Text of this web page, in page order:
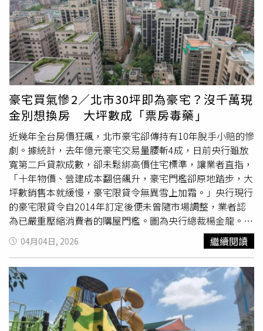
專用矯正鞋墊等都可幫助減少摩擦並維持拇指排列。3.物理
與復健治療：透過雷射等方式減緩發炎，或採以足底肌肉強
化訓練。．手術治療1.微創手術：傷口小、復原期較短，後
續照護簡單，加上疼痛感較低，適合輕中度變形患者、年長
者2.傳統手術：能處理複雜或嚴重變形的患者，但傷口較
大、術後恢復期長。陳建璋醫師提醒，患者術後照護應掌握
「患肢抬高、傷口保持乾燥、穿著專用石膏鞋或減壓鞋」三
要點，若接受微創手術的患者，術後則可開始訓練關節活
動，若有腫脹情況，則可透過冰敷減緩，另外，3個月內應
避免劇烈運動及穿高跟鞋，最重要是術後應定期回診追蹤，
並攝取足夠營養，才能幫助骨頭癒合，及早恢復日常生活。
資料來源：1.拇外翻的發病機制2.拇趾外翻的盛行率：系統
性回顧與統合分析3.拇趾外翻和小趾畸形在成年男性和女性
中具高度遺傳性更多醫健新聞報導癌細胞轉移有望扭轉？國
衛院發現關鍵蛋白質，癌細胞會偽裝白血球遷移！外籍幫傭
新制！真是「釋放婦女勞力」？ 蔡壁如：反讓性別平等被
「階級化」
體重焦慮每天僅吃一餐，甚至餓到低血糖虛脫，這種「極致
付出」形同將童年與生理健康雙重透支，才換來令世界矚目
的勳章。令人心寒的是，儘管全紅嬋已用極端自律將發育期
推遲至17歲，大眾卻仍對她因自然生長產生的體重變化給予
惡評，網路上甚至出現「不自律」、「太胖」等侮辱性言
論。Do醫生憤慨表示，這些抨擊反映出大眾對運動員的畸
形期待，要求選手必須像「長不大的孩子」永遠保持完美身
材；他強調，全紅嬋首先是一個正在成長的人，生理變化與
體重波動是正常現象，即便她褪去冠軍光環，作為普通孩子
也不應遭受如此身材非議。Do醫生呼籲，17歲的初潮是全
紅嬋遲到的青春信號，更是對大陸社會的警示，眾人應對選
手的心理與身體加以保護，而非用惡意評論剝奪她們作為人
的權利。
豪宅買氣慘2／北市30坪即為豪宅？沒千萬現
金別想換房 大坪數成「票房毒藥」
近幾年全台房價狂飆，北市豪宅卻傳持有10年脫手小賠的慘
劇。據統計，去年億元豪宅交易量腰斬4成，日前央行雖放
寬第二戶貸款成數，卻未鬆綁高價住宅標準，讓業者直指，
「十年物價、營建成本翻倍飆升，豪宅門檻卻原地踏步，大
坪數銷售本就緩慢，豪宅限貸令無異雪上加霜。」央行現行
的豪宅限貸令自2014年訂定後便未曾隨市場調整，業者認
為已嚴重壓縮消費者的購屋門檻。圖為央行總裁楊金龍。
（圖／報系資料庫）根據實價登錄發現，近半年台北市億級
豪宅屢傳賠售交易，去年9月，捷運東門站附近的「璞園信
義」低樓層戶，以1.58億元轉售，與2013年入手時相比，
帳面虧損超過600萬元；今年1月，松江路的「華固松疆」
低樓層戶以1.28億元成交，也比2014年買進時少了350萬
元。台灣房屋趨勢中心執行長張旭嵐觀察，賠錢賣的豪宅交
易主要有「社區規模小」、「缺乏隱密性」、「中低樓層
04月04日, 2026 繼續閱讀